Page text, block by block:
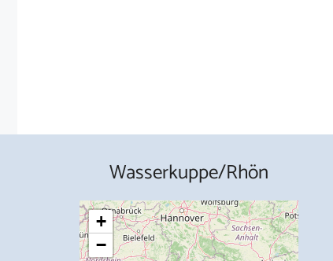
Wasserkuppe/Rhön
+
−